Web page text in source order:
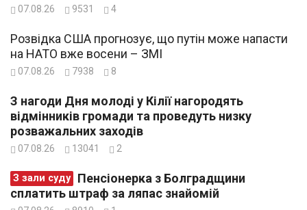
07.08.26 9531 4
Розвідка США прогнозує, що путін може напасти
на НАТО вже восени – ЗМІ
07.08.26 7938 8
З нагоди Дня молоді у Кілії нагородять
відмінників громади та проведуть низку
розважальних заходів
07.08.26 13041 2
З зали суду
сплатить штраф за ляпас знайомій